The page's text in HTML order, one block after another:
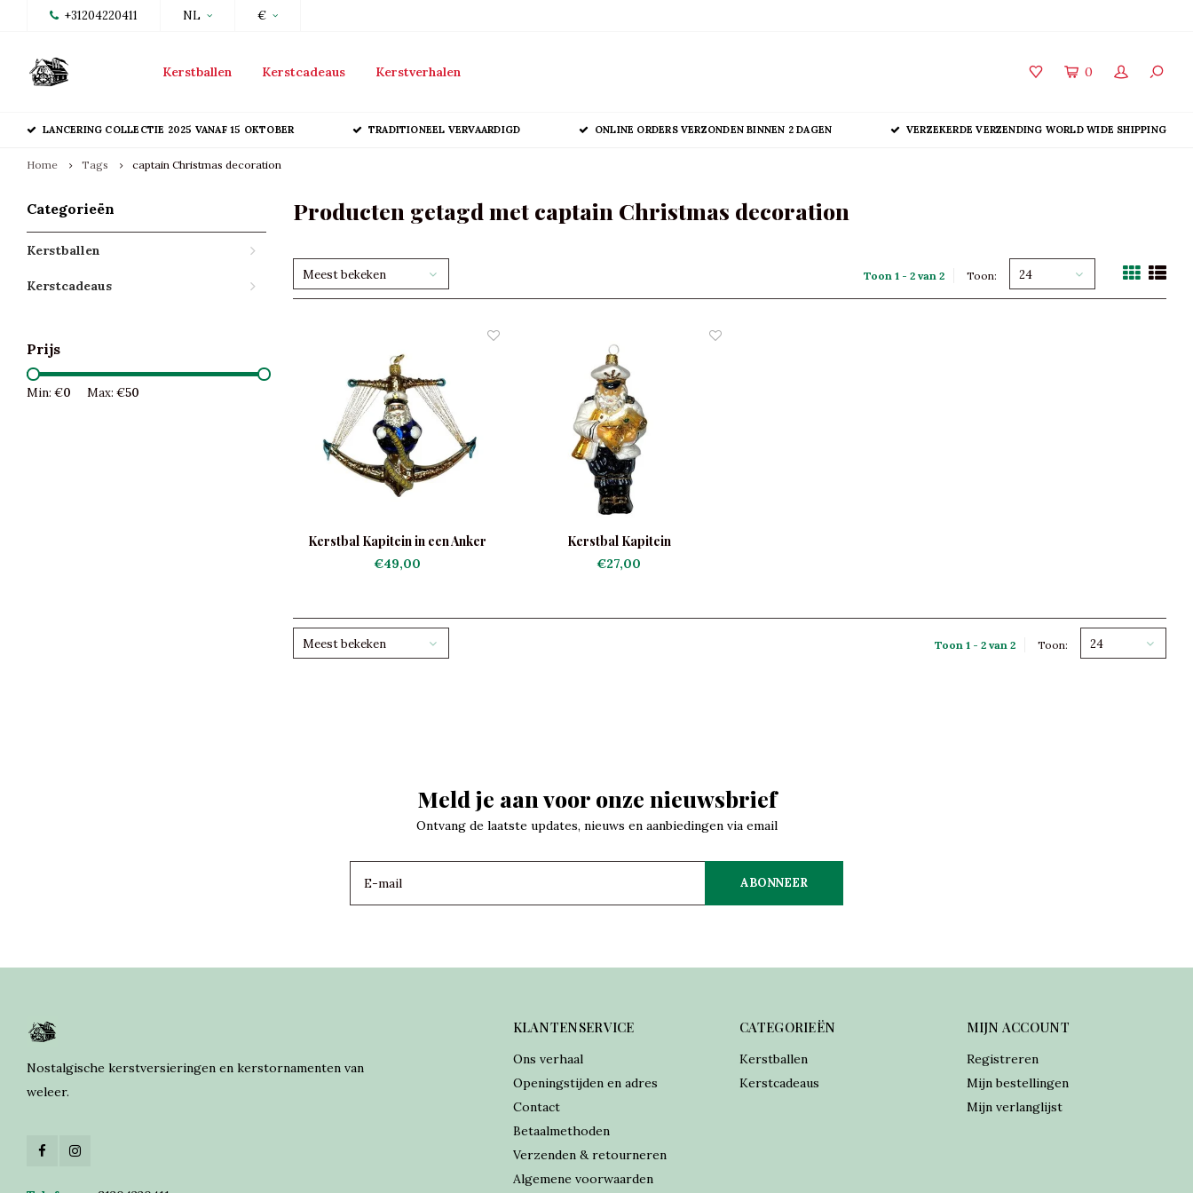
+31204220411 NL €
Kerstballen Kerstcadeaus Kerstverhalen 0
LANCERING COLLECTIE 2025 VANAF 15 OKTOBER TRADITIONEEL VERVAARDIGD ONLINE ORDERS VERZONDEN BINNEN 2 DAGEN VERZEKERDE VERZENDING WORLD WIDE SHIPPING
Home Tags captain Christmas decoration
Categorieën
Kerstballen
Kerstcadeaus
Prijs
Min: €0 Max: €50
Producten getagd met captain Christmas decoration
Meest bekeken Toon 1 - 2 van 2 Toon: 24
Kerstbal Kapitein in een Anker
€49,00
Kerstbal Kapitein
€27,00
Meest bekeken Toon 1 - 2 van 2 Toon: 24
Meld je aan voor onze nieuwsbrief
Ontvang de laatste updates, nieuws en aanbiedingen via email
ABONNEER
Nostalgische kerstversieringen en kerstornamenten van
weleer.
KLANTENSERVICE
Ons verhaal
Openingstijden en adres
Contact
Betaalmethoden
Verzenden & retourneren
Algemene voorwaarden
CATEGORIEËN
Kerstballen
Kerstcadeaus
MIJN ACCOUNT
Registreren
Mijn bestellingen
Mijn verlanglijst